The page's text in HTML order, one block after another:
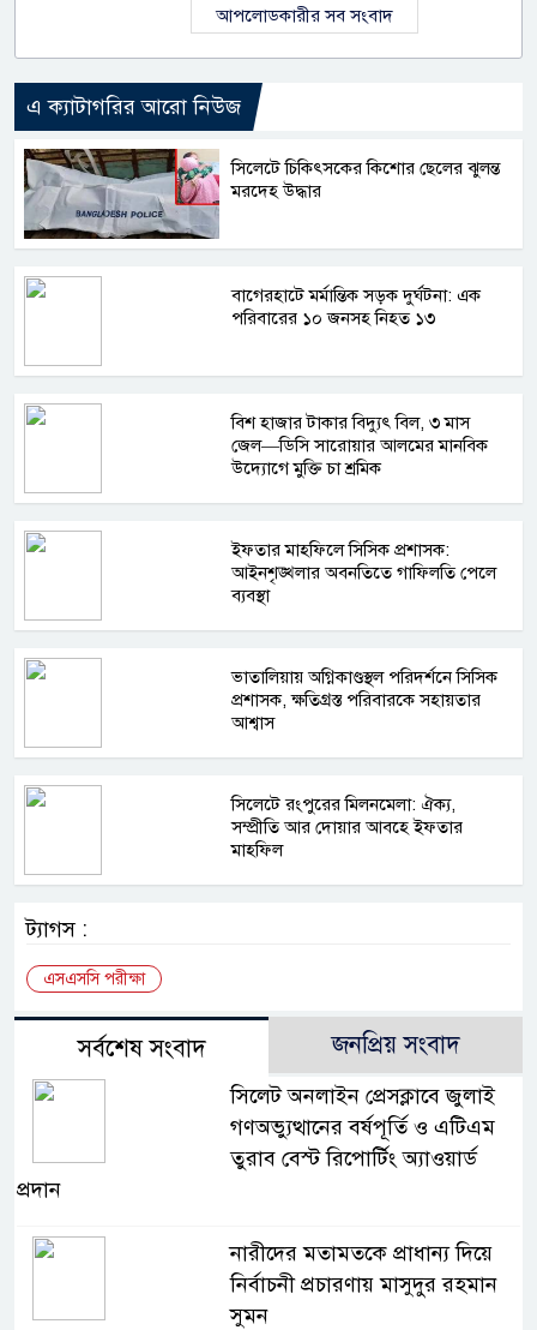
আপলোডকারীর সব সংবাদ
এ ক্যাটাগরির আরো নিউজ
সিলেটে চিকিৎসকের কিশোর ছেলের ঝুলন্ত
মরদেহ উদ্ধার
বাগেরহাটে মর্মান্তিক সড়ক দুর্ঘটনা: এক
পরিবারের ১০ জনসহ নিহত ১৩
বিশ হাজার টাকার বিদ্যুৎ বিল, ৩ মাস
জেল—ডিসি সারোয়ার আলমের মানবিক
উদ্যোগে মুক্তি চা শ্রমিক
ইফতার মাহফিলে সিসিক প্রশাসক:
আইনশৃঙ্খলার অবনতিতে গাফিলতি পেলে
ব্যবস্থা
ভাতালিয়ায় অগ্নিকাণ্ডস্থল পরিদর্শনে সিসিক
প্রশাসক, ক্ষতিগ্রস্ত পরিবারকে সহায়তার
আশ্বাস
সিলেটে রংপুরের মিলনমেলা: ঐক্য,
সম্প্রীতি আর দোয়ার আবহে ইফতার
মাহফিল
ট্যাগস :
এসএসসি পরীক্ষা
সর্বশেষ সংবাদ জনপ্রিয় সংবাদ
সিলেট অনলাইন প্রেসক্লাবে জুলাই
গণঅভ্যুত্থানের বর্ষপূর্তি ও এটিএম
তুরাব বেস্ট রিপোর্টিং অ্যাওয়ার্ড
প্রদান
নারীদের মতামতকে প্রাধান্য দিয়ে
নির্বাচনী প্রচারণায় মাসুদুর রহমান
সুমন